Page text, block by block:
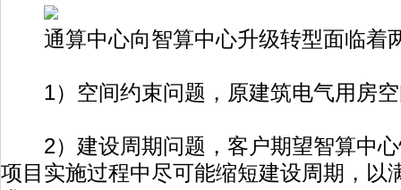
通算中心向智算中心升级转型面临着
1）空间约束问题，原建筑电气用房空
2）建设周期问题，客户期望智算中心
项目实施过程中尽可能缩短建设周期，以